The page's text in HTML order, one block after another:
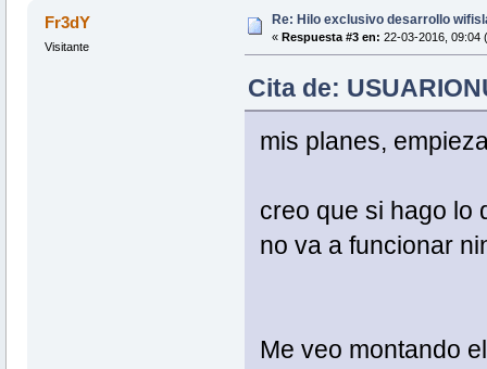
Fr3dY
Visitante
Re: Hilo exclusivo desarrollo
« Respuesta #3 en: 22-03-2016, 09:04
Cita de:
mis planes,
creo que si hago lo
no va a funcionar
Me veo montando